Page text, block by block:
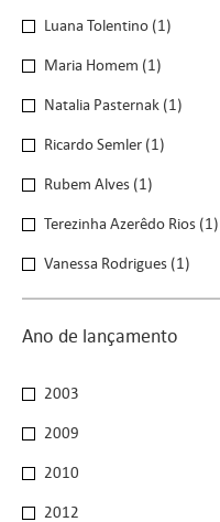
Luana Tolentino (1)
Maria Homem (1)
Natalia Pasternak (1)
Ricardo Semler (1)
Rubem Alves (1)
Terezinha Azerêdo Rios (1)
Vanessa Rodrigues (1)
Ano de lançamento
Ano de lançamento
2003
2009
2010
2012